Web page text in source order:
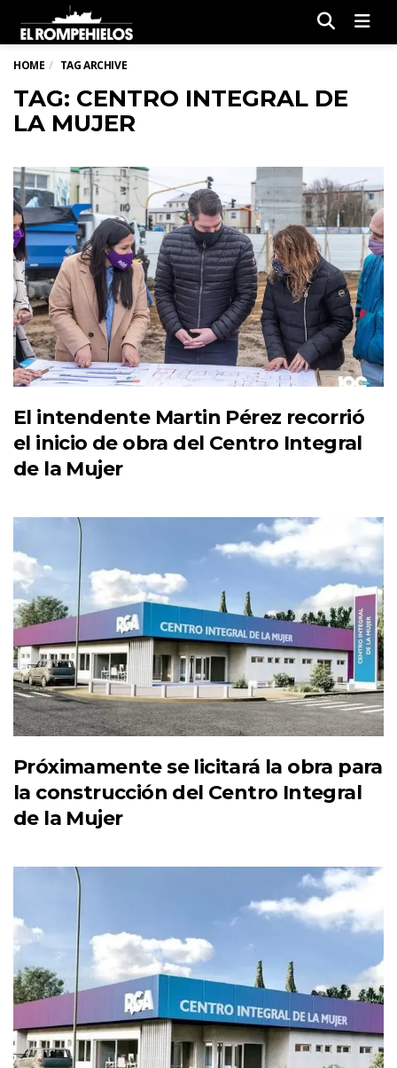
HOME TAG ARCHIVE
TAG: CENTRO INTEGRAL DE
LA MUJER
El intendente Martin Pérez recorrió
el inicio de obra del Centro Integral
de la Mujer
Próximamente se licitará la obra para
la construcción del Centro Integral
de la Mujer